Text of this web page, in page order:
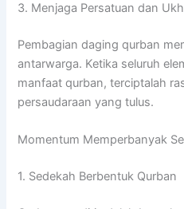
3. Menjaga Persatuan dan
Pembagian daging qurban
antarwarga. Ketika seluruh
manfaat qurban, terciptalah
persaudaraan yang tulus.
Momentum Memperbanyak
1. Sedekah Berbentuk Qurban